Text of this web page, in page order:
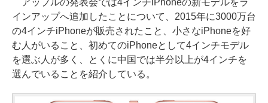
インアップへ追加したことについて、2015年に3000万台
の4インチiPhoneが販売されたこと、小さなiPhoneを好
む人がいること、初めてのiPhoneとして4インチモデル
を選ぶ人が多く、とくに中国では半分以上が4インチを
選んでいることを紹介している。